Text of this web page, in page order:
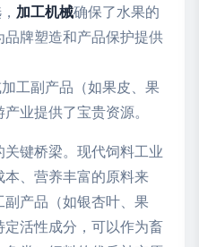
加工机械确保了水果的
品牌塑造和产品保护提供
加工副产品（如果皮、果
业提供了宝贵资源。
关键桥梁。现代饲料工业
、营养丰富的原料来
产品（如银杏叶、果
活性成分，可以作为畜